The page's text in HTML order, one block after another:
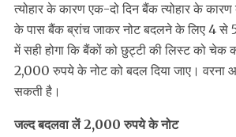
त्योहार के कारण एक-दो दिन बैंक त्योहार के
के पास बैंक ब्रांच जाकर नोट बदलने के लिए 4 से
में सही होगा कि बैंकों को छुट्टी की लिस्ट को
2,000 रुपये के नोट को बदल दिया जाए। वरना
सकती है।
जल्द बदलवा लें 2,000 रुपये के नोट